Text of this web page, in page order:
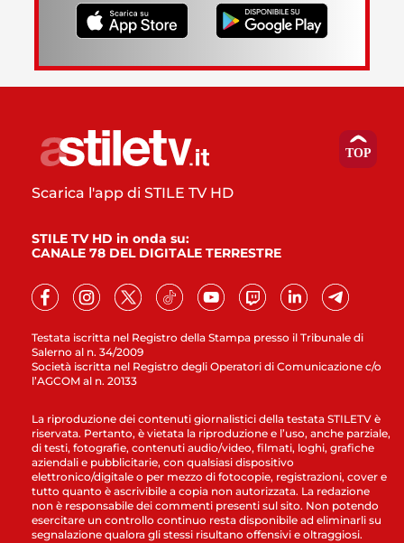
Testata iscritta nel Registro della Stampa presso il Tribunale di
Salerno al n. 34/2009
Società iscritta nel Registro degli Operatori di Comunicazione c/o
l’AGCOM al n. 20133
Scarica l'app di STILE TV HD
STILE TV HD in onda su:
CANALE 78 DEL DIGITALE TERRESTRE
La riproduzione dei contenuti giornalistici della testata STILETV è
riservata. Pertanto, è vietata la riproduzione e l’uso, anche parziale,
di testi, fotografie, contenuti audio/video, filmati, loghi, grafiche
aziendali e pubblicitarie, con qualsiasi dispositivo
elettronico/digitale o per mezzo di fotocopie, registrazioni, cover e
tutto quanto è ascrivibile a copia non autorizzata. La redazione
non è responsabile dei commenti presenti sul sito. Non potendo
esercitare un controllo continuo resta disponibile ad eliminarli su
segnalazione qualora gli stessi risultano offensivi e oltraggiosi.